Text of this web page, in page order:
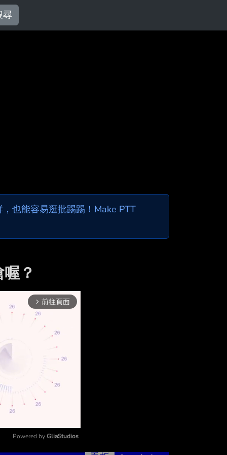
尋
也能容易逛批踢踢！Make PTT
？
arrow_forward_ios 前往頁面
Powered by GliaStudios